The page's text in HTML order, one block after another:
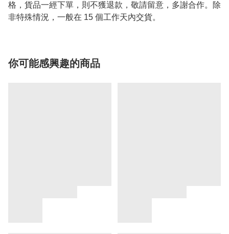
格，貨品一經下單，則不獲退款，敬請留意，多謝合作。除
非特殊情況，一般在 15 個工作天內交貨。
你可能感興趣的商品